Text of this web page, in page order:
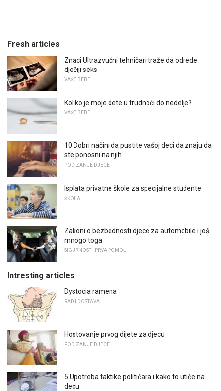
Fresh articles
Znaci Ultrazvučni tehničari traže da odrede
dječiji seks
VAŠE BEBE
Koliko je moje dete u trudnoći do nedelje?
VAŠE BEBE
10 Dobri načini da pustite vašoj deci da znaju da
ste ponosni na njih
PODIZANJE DJECE
Isplata privatne škole za specijalne studente
ŠKOLA
Zakoni o bezbednosti djece za automobile i još
mnogo toga
SIGURNOST I PRVA POMOĆ
Intresting articles
Dystocia ramena
RAD I DOSTAVA
Hostovanje prvog dijete za djecu
PODIZANJE DJECE
5 Upotreba taktike političara i kako to utiče na
decu